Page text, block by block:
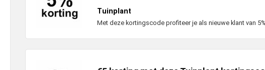
Tuinplant
Met deze kortingscode profiteer je als nieuwe klant van